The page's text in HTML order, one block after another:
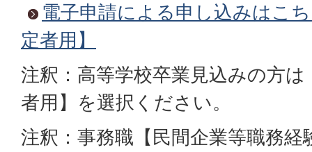
電子申請による申し込みはこ
定者用】
注釈：高等学校卒業見込みの方
者用】を選択ください。
注釈：事務職【民間企業等職務